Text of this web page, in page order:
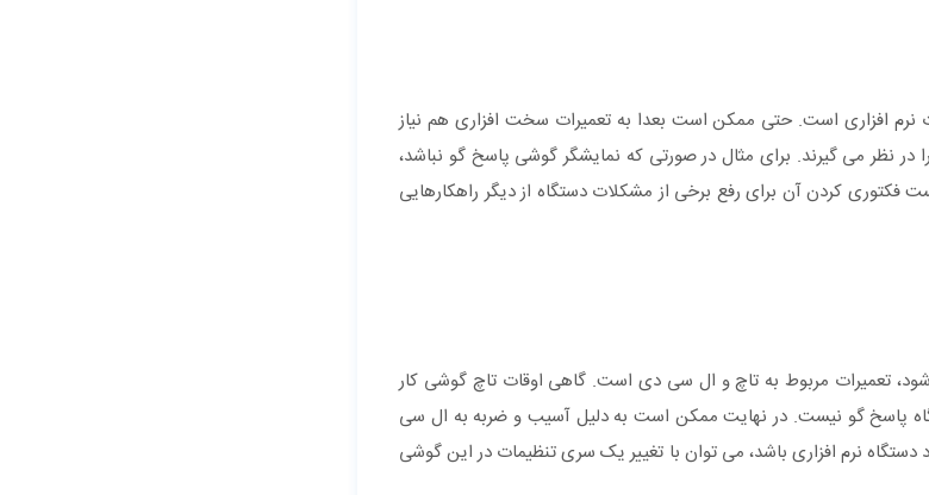
نرم افزاری است. حتی ممکن است بعدا به تعمیرات سخت افزاری هم نیاز
را در نظر می گیرند. برای مثال در صورتی که نمایشگر گوشی پاسخ گو نباشد،
فکتوری کردن آن برای رفع برخی از مشکلات دستگاه از دیگر راهکارهایی
تعمیرات مربوط به تاچ و ال سی دی است. گاهی اوقات تاچ گوشی کار
پاسخ گو نیست. در نهایت ممکن است به دلیل آسیب و ضربه به ال سی
نرم افزاری باشد، می توان با تغییر یک سری تنظیمات در این گوشی